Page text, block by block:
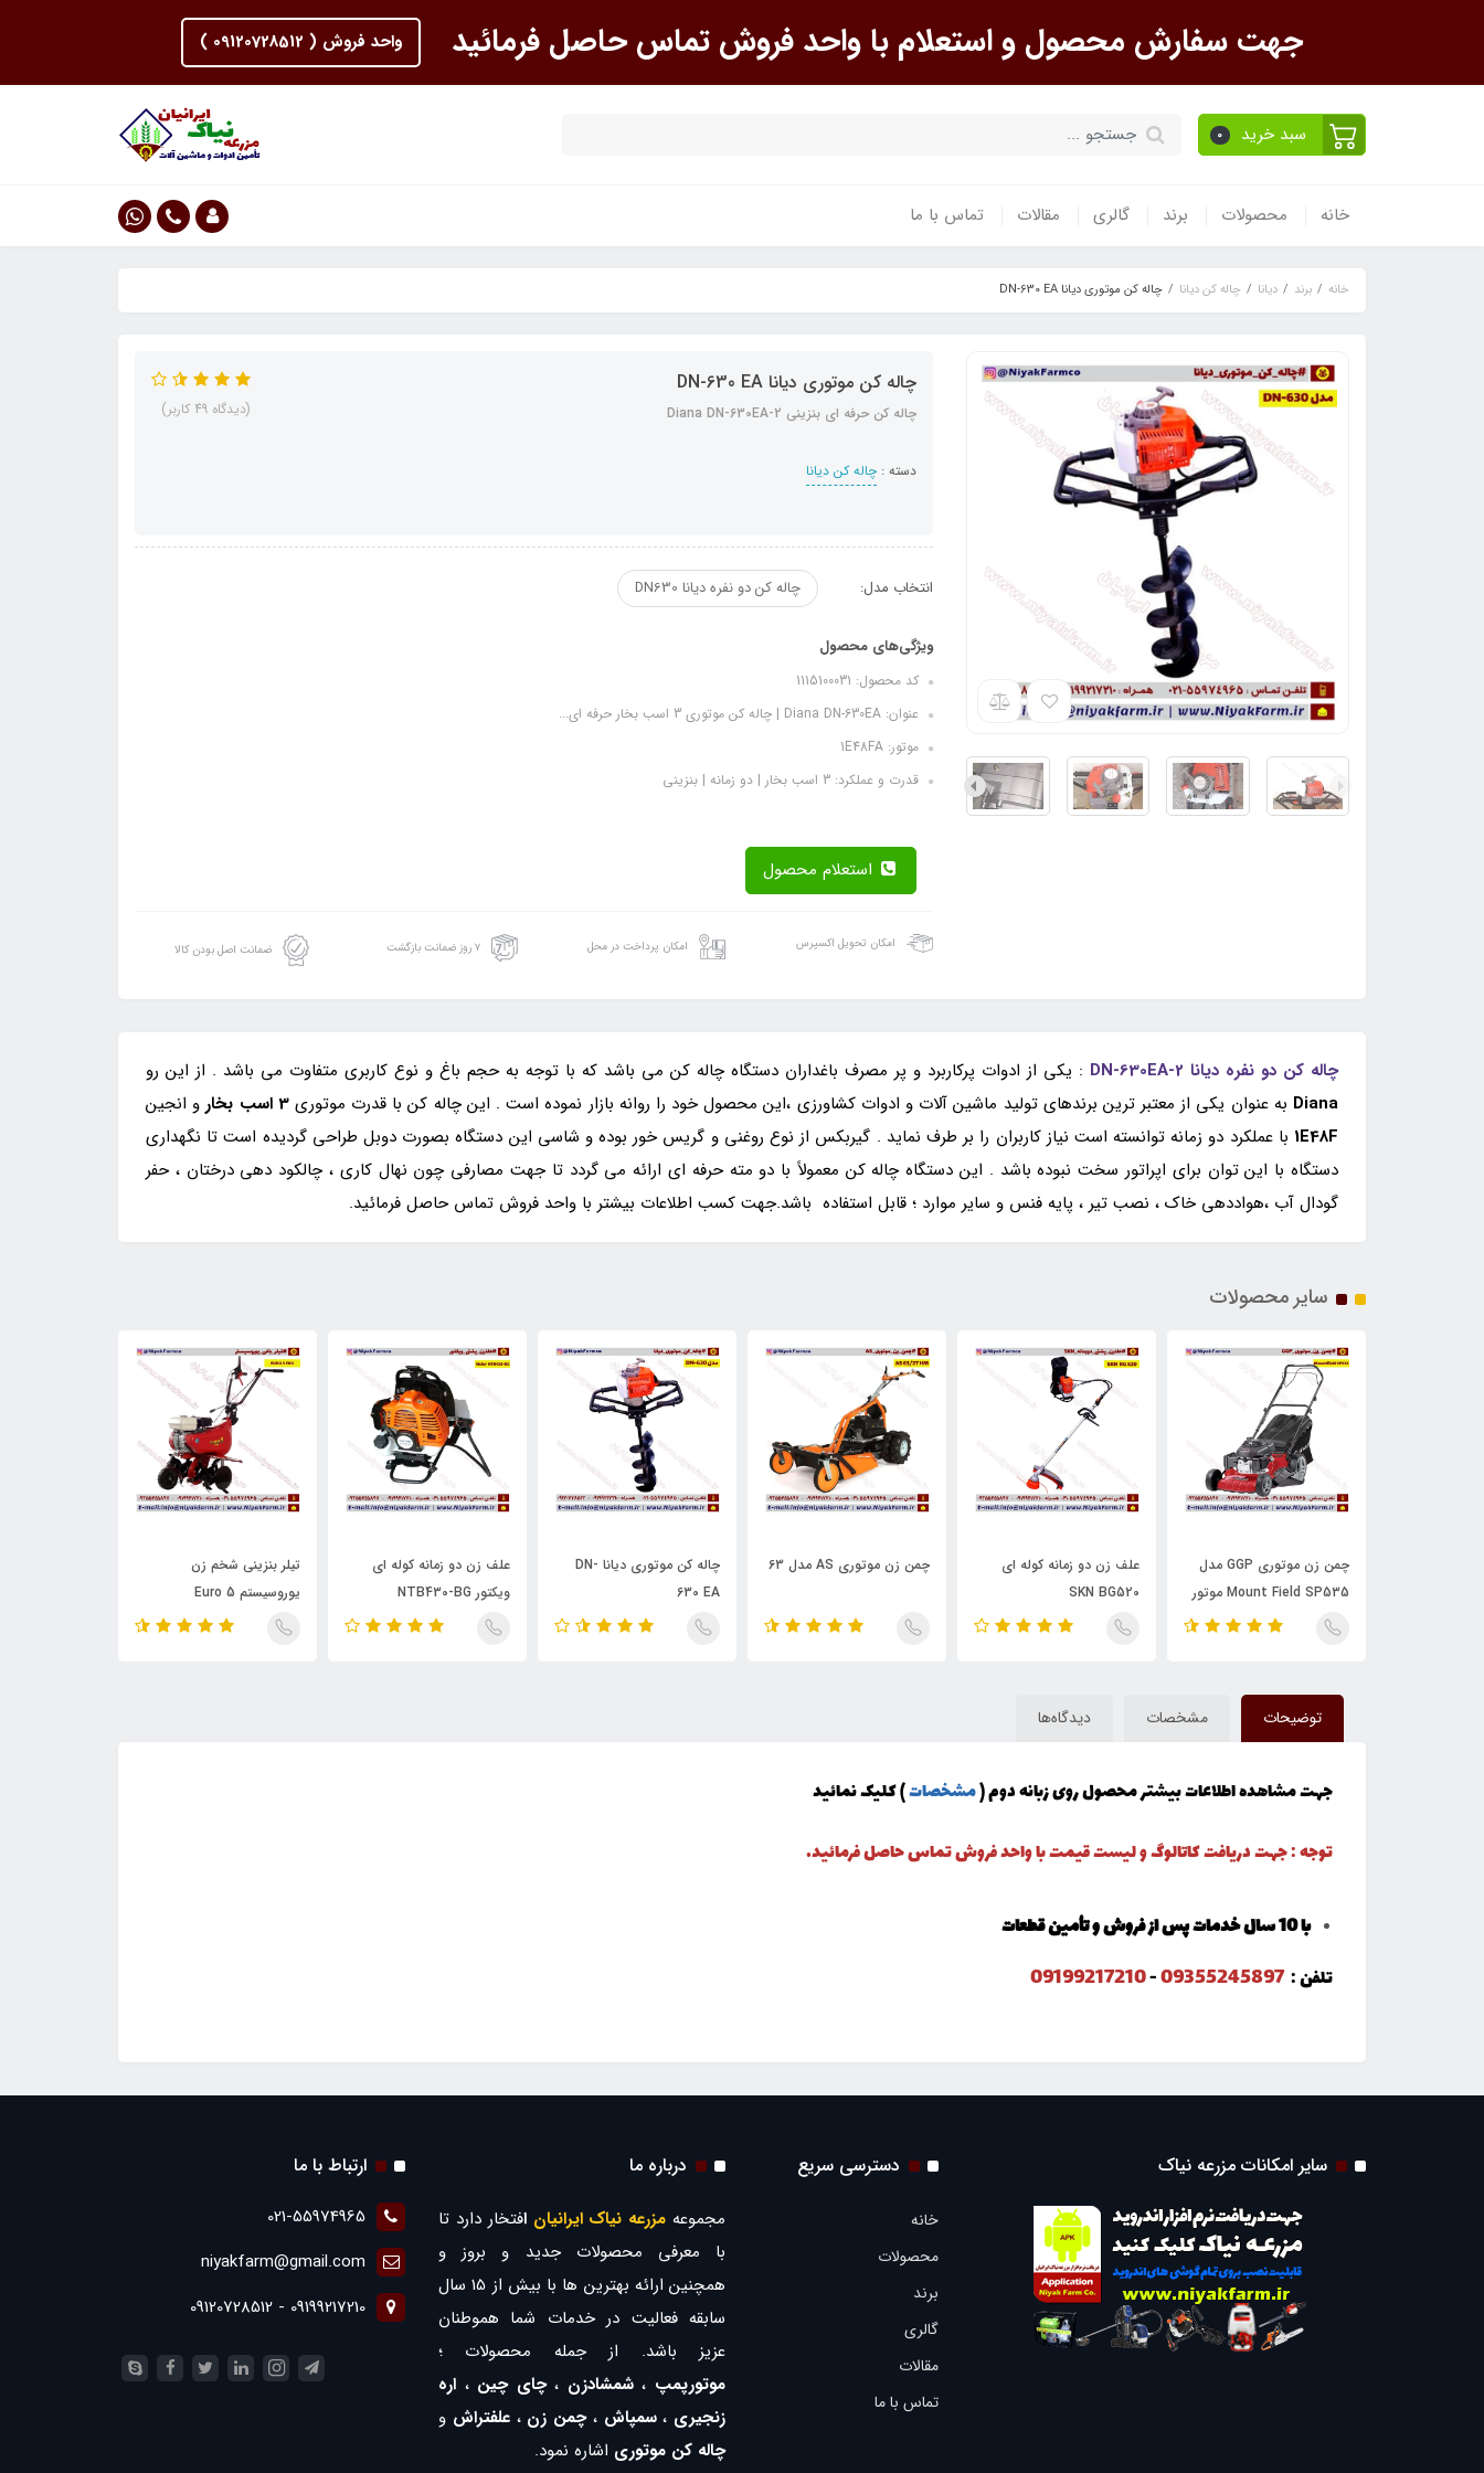
جهت سفارش محصول و استعلام با واحد فروش تماس حاصل فرمائید واحد فروش ( 09120728512 )
سبد خرید 0
خانه محصولات برند گالری مقالات تماس با ما
خانه برند دیانا چاله کن دیانا چاله کن موتوری دیانا DN-630 EA
چاله کن موتوری دیانا DN-630 EA
چاله کن حرفه ای بنزینی Diana DN-630EA-2
دسته : چاله کن دیانا
(دیدگاه 49 کاربر)
انتخاب مدل: چاله کن دو نفره دیانا DN630
ویژگی‌های محصول
کد محصول: 1115100031
عنوان: Diana DN-630EA | چاله کن موتوری 3 اسب بخار حرفه ای...
موتور: 1E48FA
قدرت و عملکرد: 3 اسب بخار | دو زمانه | بنزینی
امکان تحویل اکسپرس امکان پرداخت در محل ۷ روز ضمانت بازگشت ضمانت اصل بودن کالا
چاله کن دو نفره دیانا DN-630EA-2
: یکی از ادوات پرکاربرد و پر مصرف باغداران دستگاه چاله کن می باشد که با توجه به حجم باغ و نوع کاربری متفاوت می باشد . از این رو
Diana به عنوان یکی از معتبر ترین برندهای تولید ماشین آلات و ادوات کشاورزی ،این محصول خود را روانه بازار نموده است . این چاله کن با قدرت موتوری3 اسب بخار
و انجین
1E48F با عملکرد دو زمانه توانسته است نیاز کاربران را بر طرف نماید . گیربکس از نوع روغنی و گریس خور بوده و شاسی این دستگاه بصورت دوبل طراحی گردیده است تا نگهداری
دستگاه با این توان برای اپراتور سخت نبوده باشد . این دستگاه چاله کن معمولاً با دو مته حرفه ای ارائه می گردد تا جهت مصارفی چون نهال کاری ، چالکود دهی درختان ، حفر
گودال آب ،هواددهی خاک ، نصب تیر ، پایه فنس و سایر موارد ؛ قابل استفاده باشد.جهت کسب اطلاعات بیشتر با واحد فروش تماس حاصل فرمائید.
سایر محصولات
چمن زن موتوری GGP مدل
Mount Field SP535 موتور
هوندا GCV160
علف زن دو زمانه کوله ای
SKN BG520
چمن زن موتوری AS مدل 63
چاله کن موتوری دیانا DN-
630 EA
علف زن دو زمانه کوله ای
ویکتور NTB430-BG
تیلر بنزینی شخم زن
یوروسیستم Euro 5
توضیحات مشخصات دیدگاه‌ها
جهت مشاهده اطلاعات بیشتر محصول روی زبانه دوم (مشخصات) کلیک نمائید
توجه : جهت دریافت کاتالوگ و لیست قیمت با واحد فروش تماس حاصل فرمائید.
با 10 سال خدمات پس از فروش و تأمین قطعات
تلفن : 09355245897
-
09199217210
سایر امکانات مزرعه نیاک دسترسی سریع
خانه
محصولات
برند
گالری
مقالات
تماس با ما
درباره ما
مجموعه مزرعه نیاک ایرانیانافتخار دارد تا
با معرفی محصولات جدید و بروز و
همچنین ارائه بهترین ها با بیش از 15 سال
سابقه فعالیت در خدمات شما هموطنان
عزیز باشد. از جمله محصولات ؛
موتورپمپ ،شمشادزن ،چای چین ، اره
زنجیری ،سمپاش ،چمن زن ،علفتراش و
چاله کن موتوری اشاره نمود.
ارتباط با ما
021-55974965
niyakfarm@gmail.com
09199217210 - 09120728512